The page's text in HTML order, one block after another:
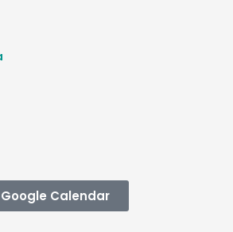
Google Calendar